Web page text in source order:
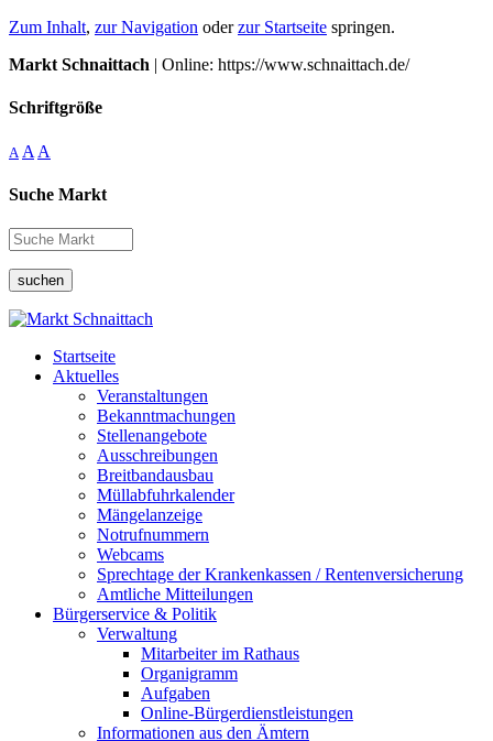
Zum Inhalt, zur Navigation oderzur Startseite springen.
Markt Schnaittach | Online: https://www.schnaittach.de/
Schriftgröße
A A A
Suche Markt
suchen
Startseite
Aktuelles
Veranstaltungen
Bekanntmachungen
Stellenangebote
Ausschreibungen
Breitbandausbau
Müllabfuhrkalender
Mängelanzeige
Notrufnummern
Webcams
Sprechtage der Krankenkassen / Rentenversicherung
Amtliche Mitteilungen
Bürgerservice & Politik
Verwaltung
Mitarbeiter im Rathaus
Organigramm
Aufgaben
Online-Bürgerdienstleistungen
Informationen aus den Ämtern